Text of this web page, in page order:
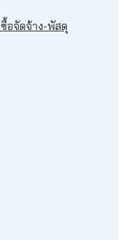
อจัดจ้าง-พัสดุ